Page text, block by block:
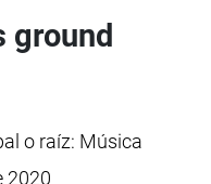
ground
o raíz: Música
2020